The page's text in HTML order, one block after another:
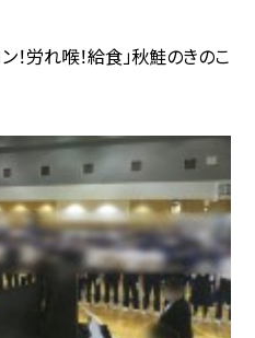
労れ喉！給食」秋鮭のきのこ